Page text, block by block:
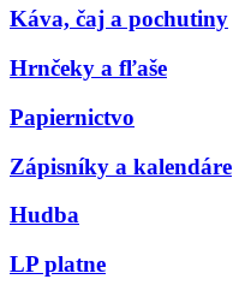
Káva, čaj a pochutiny
Hrnčeky a fľaše
Papiernictvo
Zápisníky a kalendáre
Hudba
LP platne